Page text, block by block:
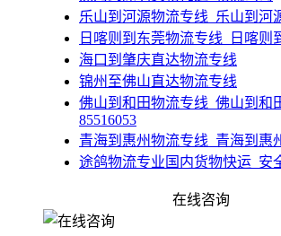
乐山到河源物流专线_乐山到河
日喀则到东莞物流专线_日喀则
海口到肇庆直达物流专线
锦州至佛山直达物流专线
佛山到和田物流专线_佛山到和
85516053
青海到惠州物流专线_青海到惠
途鸽物流专业国内货物快运_安
佛山到遵化市物流公司_精品货运
在线咨询